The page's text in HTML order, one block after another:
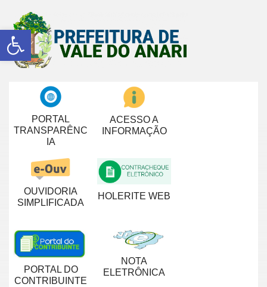
Abrir a barra de ferramentas
PORTAL
TRANSPARÊNC
IA
ACESSO A
INFORMAÇÃO
OUVIDORIA
SIMPLIFICADA
HOLERITE WEB
PORTAL DO
CONTRIBUINTE
NOTA
ELETRÔNICA